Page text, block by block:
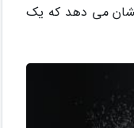
نشان می دهد که یک